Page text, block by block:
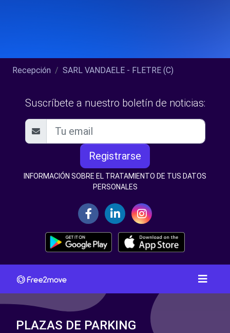
Recepción SARL VANDAELE - FLETRE (C)
Suscríbete a nuestro boletín de noticias:
Registrarse
INFORMACIÓN SOBRE EL TRATAMIENTO DE TUS DATOS
PERSONALES
PLAZAS DE PARKING